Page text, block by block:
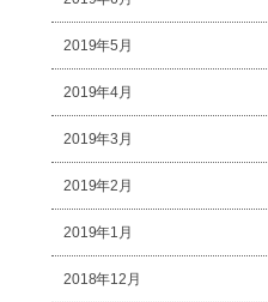
2019年5月
2019年4月
2019年3月
2019年2月
2019年1月
2018年12月